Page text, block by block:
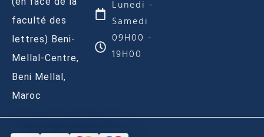
faculté des
lettres) Beni-
Mellal-Centre,
Beni Mellal,
Maroc
Lunedi -
Samedi
09H00 -
19H00